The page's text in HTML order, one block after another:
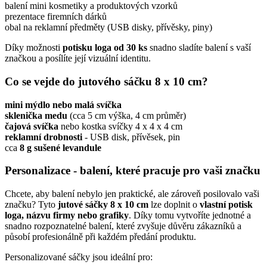
balení mini kosmetiky a produktových vzorků
prezentace firemních dárků
obal na reklamní předměty (USB disky, přívěsky, piny)
Díky možnosti potisku loga od 30 ks snadno sladíte balení s vaší
značkou a posílíte její vizuální identitu.
Co se vejde do jutového sáčku 8 x 10 cm?
mini mýdlo nebo malá svíčka
sklenička medu (cca 5 cm výška, 4 cm průměr)
čajová svíčka nebo kostka svíčky 4 x 4 x 4 cm
reklamní drobnosti - USB disk, přívěsek, pin
cca 8 g sušené levandule
Personalizace - balení, které pracuje pro vaši značku
Chcete, aby balení nebylo jen praktické, ale zároveň posilovalo vaši
značku? Tyto jutové sáčky 8 x 10 cm lze doplnit o vlastní potisk
loga, názvu firmy nebo grafiky. Díky tomu vytvoříte jednotné a
snadno rozpoznatelné balení, které zvyšuje důvěru zákazníků a
působí profesionálně při každém předání produktu.
Personalizované sáčky jsou ideální pro: